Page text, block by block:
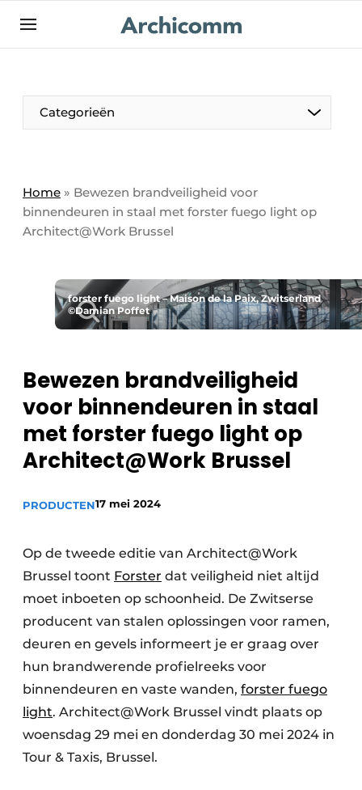
NL be-FR
Categorieën
Meet the Architect.
Home » Bewezen brandveiligheid voor
binnendeuren in staal met forster fuego light op
Architect@Work Brussel
forster fuego light – Maison de la Paix, Zwitserland
©Damian Poffet
Bewezen brandveiligheid
voor binnendeuren in staal
met forster fuego light op
Architect@Work Brussel
PRODUCTEN17 mei 2024
Op de tweede editie van Architect@Work
Brussel toont Forster dat veiligheid niet altijd
moet inboeten op schoonheid. De Zwitserse
producent van stalen oplossingen voor ramen,
deuren en gevels informeert je er graag over
hun brandwerende profielreeks voor
binnendeuren en vaste wanden, forster fuego
light. Architect@Work Brussel vindt plaats op
woensdag 29 mei en donderdag 30 mei 2024 in
Tour & Taxis, Brussel.